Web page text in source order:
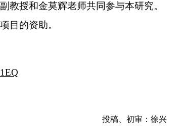
教授和金莫辉老师共同参与本研究。
目的资助。
投稿、初审：徐兴